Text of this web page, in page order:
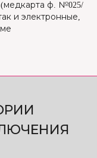
ф. №025/
и электронные,